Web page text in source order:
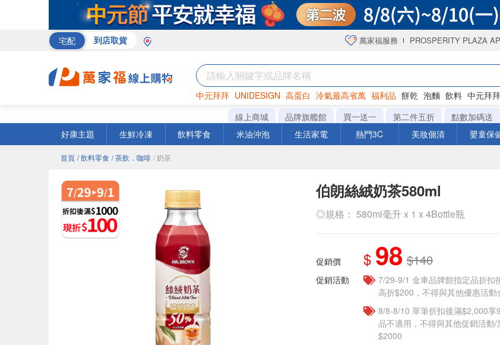
宅配 到店取貨 萬家福服務 PROSPERITY PLAZA
中元拜拜 UNIDESIGN 高蛋白 冷氣最高省萬 福利品 餅乾 泡麵 飲料 中元拜拜
罐頭 海苔 洋芋片
線上商城 品牌旗艦館 買一送一 第二件五折 點數加碼送
好康主題
生鮮冷凍 飲料零食 米油沖泡 生活家電 熱門3C 美妝個清 嬰童保
首頁 / 飲料零食 / 茶飲．咖啡 / 奶茶
伯朗絲絨奶茶580ml
◎規格： 580ml毫升 x 1 x 4Bottle瓶
促銷價 $ 98 $140
促銷活動
7/29-9/1 金車品牌館指定品折扣
高折$200，不得與其他優惠活動
8/8-8/10 單筆折扣後滿$2,000
品不適用，不得與其他促銷活動
$2000